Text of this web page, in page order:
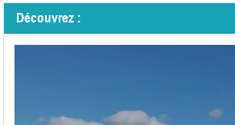
Découvrez :